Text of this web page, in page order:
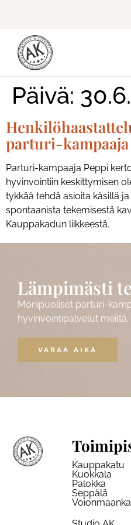
Ilmoittaudu mukaan
Päivä:
parturi-kampaaja
Parturi-kampaaja Peppi
hyvinvointiin keskittymisen
tykkää tehdä asioita käsillä
spontaanista tekemisestä
Kauppakadun liikkeestä.
Lämpimästi
Monipuoliset parturi-
hyvinvointipalvelut meiltä.
VARAA AIKA
Kauppakatu
Kuokkala
Palokka
Seppälä